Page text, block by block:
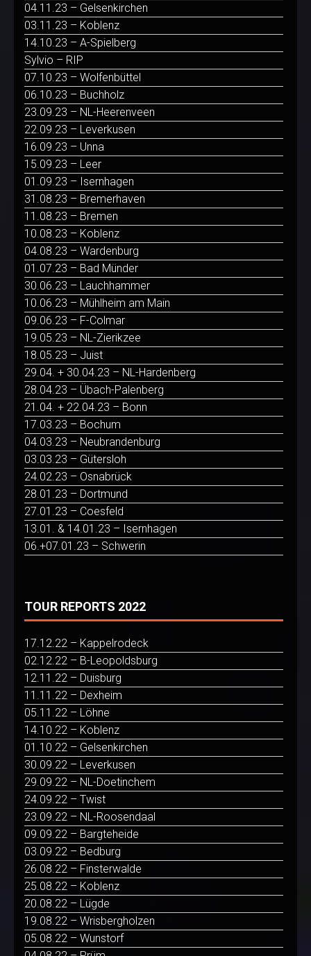
04.11.23 – Gelsenkirchen
03.11.23 – Koblenz
14.10.23 – A-Spielberg
Sylvio – RIP
07.10.23 – Wolfenbüttel
06.10.23 – Buchholz
23.09.23 – NL-Heerenveen
22.09.23 – Leverkusen
16.09.23 – Unna
15.09.23 – Leer
01.09.23 – Isernhagen
31.08.23 – Bremerhaven
11.08.23 – Bremen
10.08.23 – Koblenz
04.08.23 – Wardenburg
01.07.23 – Bad Münder
30.06.23 – Lauchhammer
10.06.23 – Mühlheim am Main
09.06.23 – F-Colmar
19.05.23 – NL-Zierikzee
18.05.23 – Juist
29.04. + 30.04.23 – NL-Hardenberg
28.04.23 – Übach-Palenberg
21.04. + 22.04.23 – Bonn
17.03.23 – Bochum
04.03.23 – Neubrandenburg
03.03.23 – Gütersloh
24.02.23 – Osnabrück
28.01.23 – Dortmund
27.01.23 – Coesfeld
13.01. & 14.01.23 – Isernhagen
06.+07.01.23 – Schwerin
TOUR REPORTS 2022
17.12.22 – Kappelrodeck
02.12.22 – B-Leopoldsburg
12.11.22 – Duisburg
11.11.22 – Dexheim
05.11.22 – Löhne
14.10.22 – Koblenz
01.10.22 – Gelsenkirchen
30.09.22 – Leverkusen
29.09.22 – NL-Doetinchem
24.09.22 – Twist
23.09.22 – NL-Roosendaal
09.09.22 – Bargteheide
03.09.22 – Bedburg
26.08.22 – Finsterwalde
25.08.22 – Koblenz
20.08.22 – Lügde
19.08.22 – Wrisbergholzen
05.08.22 – Wunstorf